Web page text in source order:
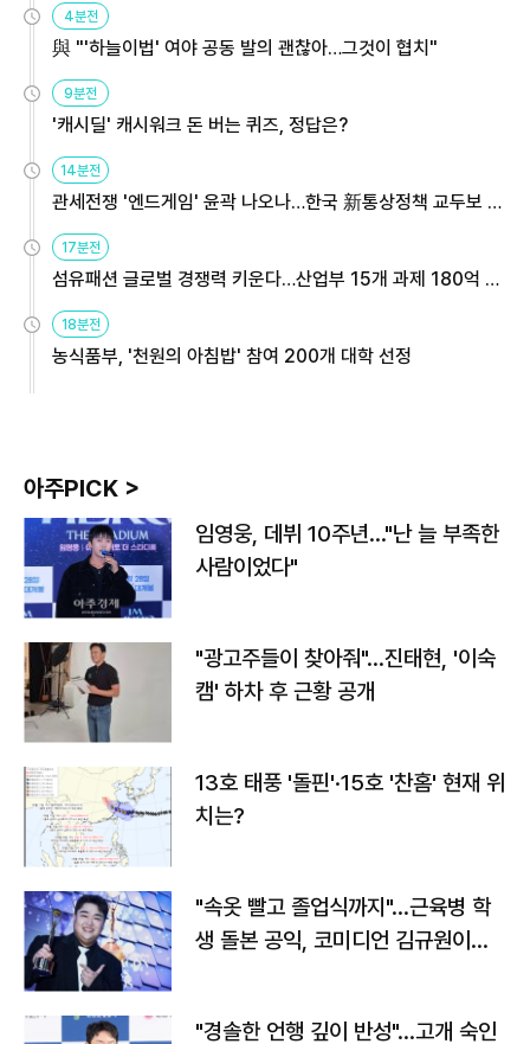
4분전
與 "'하늘이법' 여야 공동 발의 괜찮아…그것이 협치"
9분전
'캐시딜' 캐시워크 돈 버는 퀴즈, 정답은?
14분전
관세전쟁 '엔드게임' 윤곽 나오나…한국 新통상정책 교두보 활
용해야
17분전
섬유패션 글로벌 경쟁력 키운다…산업부 15개 과제 180억 지
원
18분전
농식품부, '천원의 아침밥' 참여 200개 대학 선정
아주PICK >
임영웅, 데뷔 10주년…"난 늘 부족한
사람이었다"
"광고주들이 찾아줘"…진태현, '이숙
캠' 하차 후 근황 공개
13호 태풍 '돌핀'·15호 '찬홈' 현재 위
치는?
"속옷 빨고 졸업식까지"…근육병 학
생 돌본 공익, 코미디언 김규원이었
"경솔한 언행 깊이 반성"…고개 숙인